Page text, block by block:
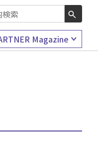
ード入力
Magazine